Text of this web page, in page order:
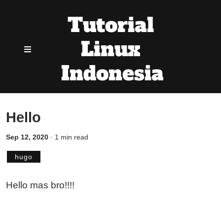
Tutorial
Linux
Indonesia
Hello
Sep 12, 2020 · 1 min read
hugo
Hello mas bro!!!!